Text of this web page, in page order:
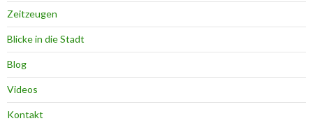
Zeitzeugen
Blicke in die Stadt
Blog
Videos
Kontakt